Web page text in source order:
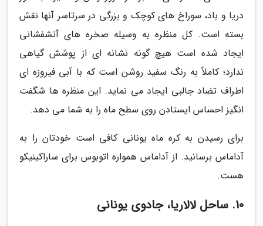
دریا و باد، سوراخ های کوچک و بزرگی در سرتاسر آنها نقش
بسته است. کل منظره به وسیله صخره های آتشفشانی
ایجاد شده است هیچ گونه نشانه ای از پوشش گیاهی
ندارد؛ کاملاً به رنگ سفید روشن است که با آبی فیروزه ای
اطراف تضاد جالبی ایجاد می نماید. این منظره ها شگفت
انگیز احساس ایستادن روی سطح ماه را به شما می دهد.
برای رسیدن به کره ماه یونانی کافی است خودتان را به
آداماس برسانید. از آداماس همواره اتوبوس برای ساراکینیکو
هست.
10. ساحل لالاریا، جادوی یونانی